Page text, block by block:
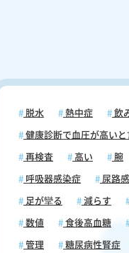
脱水 熱中症 飲
健康診断で血圧が高いと
再検査 高い 腕
呼吸器感染症 尿路
足が攣る 減らす
数値 食後高血糖
管理 糖尿病性腎症